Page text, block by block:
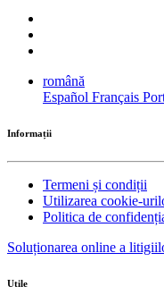
română
Español Français
Informații
Termeni și condiții
Utilizarea cookie-
Politica de
Soluționarea online a
Utile